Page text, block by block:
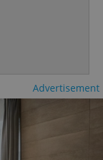
Advertisement